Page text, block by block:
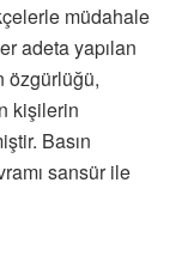
müdahale
adeta yapılan
özgürlüğü,
kişilerin
Basın
sansür ile